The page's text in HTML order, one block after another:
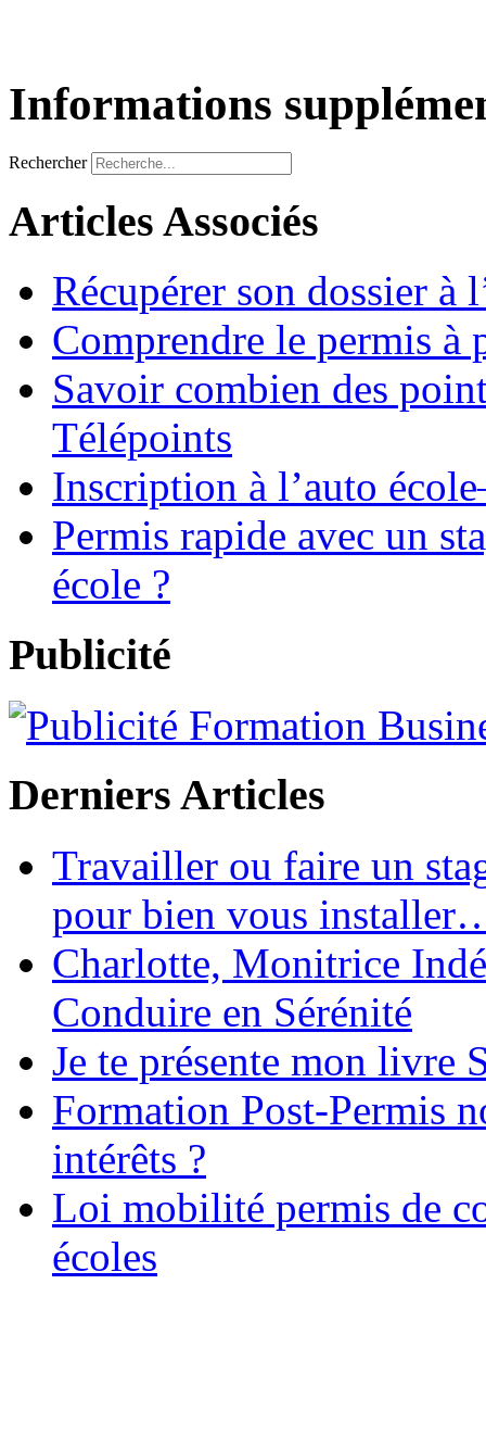
Informations
Rechercher
Articles Associés
Récupérer son dossier à
Comprendre le permis à
Savoir combien des
Télépoints
Inscription à l’auto
Permis rapide avec un
école ?
Publicité
Derniers Articles
Travailler ou faire un
pour bien vous
Charlotte, Monitrice
Conduire en Sérénité
Je te présente mon livre
Formation Post-Permis
intérêts ?
Loi mobilité permis de
écoles